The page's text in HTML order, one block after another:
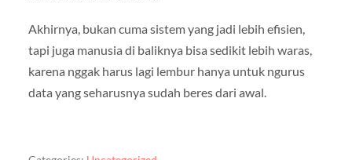
Akhirnya, bukan cuma sistem yang jadi lebih efisien,
tapi juga manusia di baliknya bisa sedikit lebih waras,
karena nggak harus lagi lembur hanya untuk ngurus
data yang seharusnya sudah beres dari awal.